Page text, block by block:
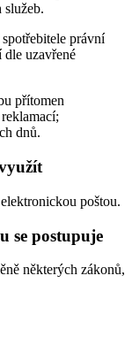
právní
dle uzavřené
přítomen
dnů.
poštou.
se postupuje
některých zákonů,